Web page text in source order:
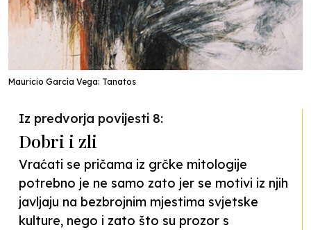
Mauricio García Vega: Tanatos
Iz predvorja povijesti 8:
Dobri i zli
Vraćati se pričama iz grčke mitologije
potrebno je ne samo zato jer se motivi iz njih
javljaju na bezbrojnim mjestima svjetske
kulture, nego i zato što su prozor s